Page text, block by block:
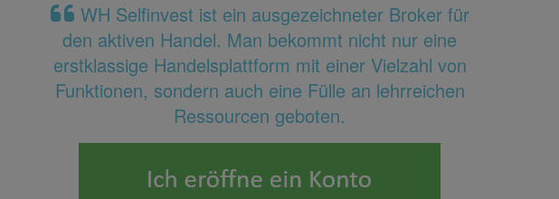
WH Selfinvest ist ein ausgezeichneter Broker für
den aktiven Handel. Man bekommt nicht nur eine
erstklassige Handelsplattform mit einer Vielzahl von
Funktionen, sondern auch eine Fülle an lehrreichen
Ressourcen geboten.